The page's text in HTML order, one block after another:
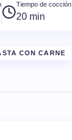
Tiempo de cocción
20 min
CON CARNE